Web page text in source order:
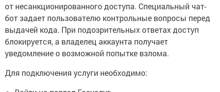
от несанкционированного доступа. Специальный чат-
бот задает пользователю контрольные вопросы перед
выдачей кода. При подозрительных ответах доступ
блокируется, а владелец аккаунта получает
уведомление о возможной попытке взлома.
Для подключения услуги необходимо: